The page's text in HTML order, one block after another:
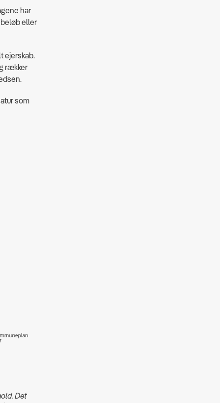
har
eller
ejerskab.
rækker
som
Det